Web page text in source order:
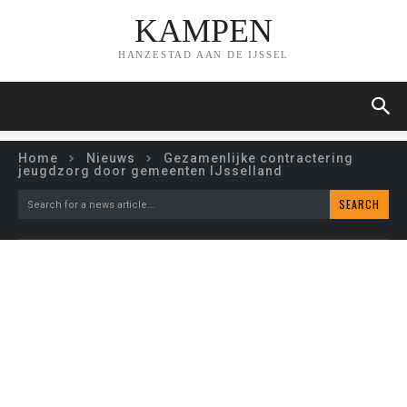
KAMPEN
HANZESTAD AAN DE IJSSEL
Home Nieuws
Gezamenlijke contractering
jeugdzorg door gemeenten IJsselland
Search for a news article... SEARCH